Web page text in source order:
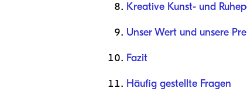
Kreative Kunst- und
Unser Wert und unsere
Fazit
Häufig gestellte Fragen